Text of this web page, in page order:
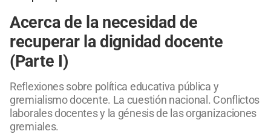
Acerca de la necesidad de
recuperar la dignidad docente
(Parte I)
Reflexiones sobre política educativa pública y
gremialismo docente. La cuestión nacional. Conflictos
laborales docentes y la génesis de las organizaciones
gremiales.